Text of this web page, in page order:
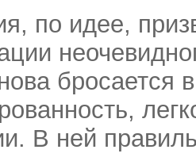
по идее,
бросается
В ней